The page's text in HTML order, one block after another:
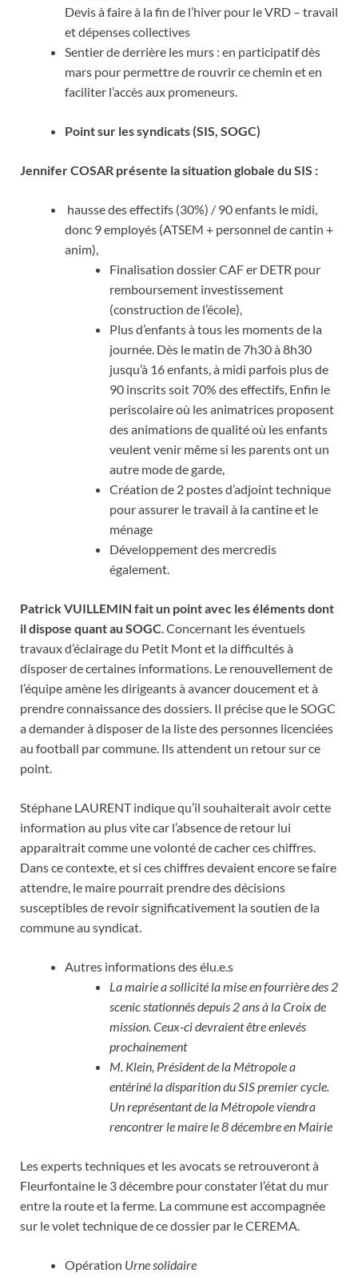
Devis à faire à la fin de l’hiver pour le VRD – travail
et dépenses collectives
Sentier de derrière les murs : en participatif dès
mars pour permettre de rouvrir ce chemin et en
faciliter l’accès aux promeneurs.
Point sur les syndicats (SIS, SOGC)
Jennifer COSAR présente la situation globale du SIS :
hausse des effectifs (30%) / 90 enfants le midi,
donc 9 employés (ATSEM + personnel de cantin +
anim),
Finalisation dossier CAF er DETR pour
remboursement investissement
(construction de l’école),
Plus d’enfants à tous les moments de la
journée. Dès le matin de 7h30 à 8h30
jusqu’à 16 enfants, à midi parfois plus de
90 inscrits soit 70% des effectifs, Enfin le
periscolaire où les animatrices proposent
des animations de qualité où les enfants
veulent venir même si les parents ont un
autre mode de garde,
Création de 2 postes d’adjoint technique
pour assurer le travail à la cantine et le
ménage
Développement des mercredis
également.
Patrick VUILLEMIN fait un point avec les éléments dont
il dispose quant au SOGC . Concernant les éventuels
travaux d’éclairage du Petit Mont et la difficultés à
disposer de certaines informations. Le renouvellement de
l’équipe amène les dirigeants à avancer doucement et à
prendre connaissance des dossiers. Il précise que le SOGC
a demander à disposer de la liste des personnes licenciées
au football par commune. Ils attendent un retour sur ce
point.
Stéphane LAURENT indique qu’il souhaiterait avoir cette
information au plus vite car l’absence de retour lui
apparaitrait comme une volonté de cacher ces chiffres.
Dans ce contexte, et si ces chiffres devaient encore se faire
attendre, le maire pourrait prendre des décisions
susceptibles de revoir significativement la soutien de la
commune au syndicat.
Autres informations des élu.e.s
La mairie a sollicité la mise en fourrière des 2
scenic stationnés depuis 2 ans à la Croix de
mission. Ceux-ci devraient être enlevés
prochainement
M. Klein, Président de la Métropole a
entériné la disparition du SIS premier cycle.
Un représentant de la Métropole viendra
rencontrer le maire le 8 décembre en Mairie
Les experts techniques et les avocats se retrouveront à
Fleurfontaine le 3 décembre pour constater l’état du mur
entre la route et la ferme. La commune est accompagnée
sur le volet technique de ce dossier par le CEREMA.
Opération Urne solidaire